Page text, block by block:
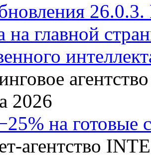
26.0.3.
на главной
2026
на готовые
агентство